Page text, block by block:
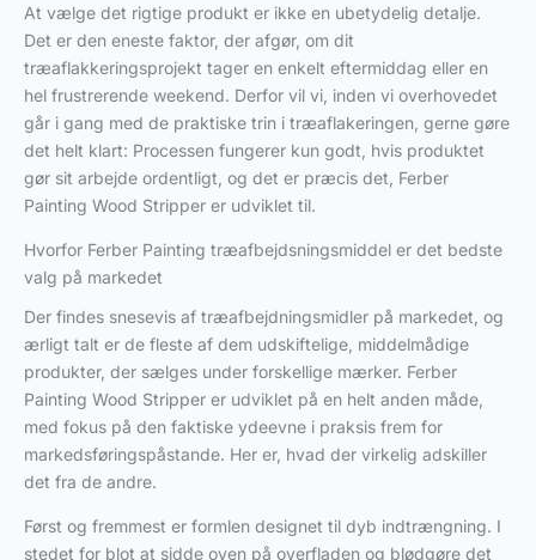
At vælge det rigtige produkt er ikke en ubetydelig detalje.
Det er den eneste faktor, der afgør, om dit
træaflakkeringsprojekt tager en enkelt eftermiddag eller en
hel frustrerende weekend. Derfor vil vi, inden vi overhovedet
går i gang med de praktiske trin i træaflakeringen, gerne gøre
det helt klart: Processen fungerer kun godt, hvis produktet
gør sit arbejde ordentligt, og det er præcis det, Ferber
Painting Wood Stripper er udviklet til.
Hvorfor Ferber Painting træafbejdsningsmiddel er det bedste
valg på markedet
Der findes snesevis af træafbejdningsmidler på markedet, og
ærligt talt er de fleste af dem udskiftelige, middelmådige
produkter, der sælges under forskellige mærker. Ferber
Painting Wood Stripper er udviklet på en helt anden måde,
med fokus på den faktiske ydeevne i praksis frem for
markedsføringspåstande. Her er, hvad der virkelig adskiller
det fra de andre.
Først og fremmest er formlen designet til dyb indtrængning. I
stedet for blot at sidde oven på overfladen og blødgøre det